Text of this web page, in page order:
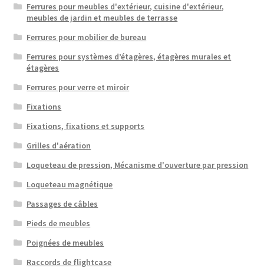
Ferrures pour meubles d'extérieur, cuisine d'extérieur,
meubles de jardin et meubles de terrasse
Ferrures pour mobilier de bureau
Ferrures pour systèmes d’étagères, étagères murales et
étagères
Ferrures pour verre et miroir
Fixations
Fixations, fixations et supports
Grilles d'aération
Loqueteau de pression, Mécanisme d'ouverture par pression
Loqueteau magnétique
Passages de câbles
Pieds de meubles
Poignées de meubles
Raccords de flightcase